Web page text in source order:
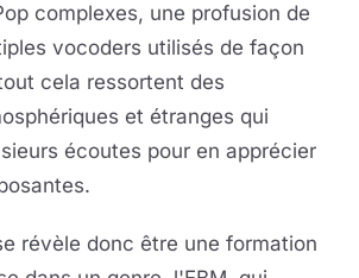
complexes, une profusion de
vocoders utilisés de façon
cela ressortent des
et étranges qui
écoutes pour en apprécier
révèle donc être une formation